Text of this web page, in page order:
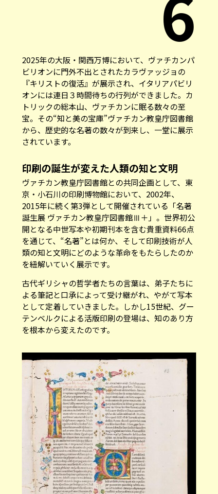
2025年の大阪・関西万博において、ヴァチカンパ
ビリオンに門外不出とされたカラヴァッジョの
『キリストの復活』が展示され、イタリアパビリ
オンには連日３時間待ちの行列ができました。カ
トリックの総本山、ヴァチカンに眠る数々の至
宝。その“知と美の宝庫”ヴァチカン教皇庁図書館
から、歴史的な名著の数々が到来し、一堂に展示
されています。
印刷の誕生が変えた人類の知と文明
ヴァチカン教皇庁図書館との共同企画として、東
京・小石川の印刷博物館において、2002年、
2015年に続く第3弾として開催されている「名著
誕生展 ヴァチカン教皇庁図書館Ⅲ＋」。世界初公
開となる中世写本や初期刊本を含む貴重資料66点
を通じて、“名著”とは何か、そして印刷技術が人
類の知と文明にどのような革命をもたらしたのか
を紐解いていく展示です。
古代ギリシャの哲学者たちの言葉は、弟子たちに
よる筆記と口承によって受け継がれ、やがて写本
として定着していきました。しかし15世紀、グー
テンベルクによる活版印刷の登場は、知のあり方
を根本から変えたのです。